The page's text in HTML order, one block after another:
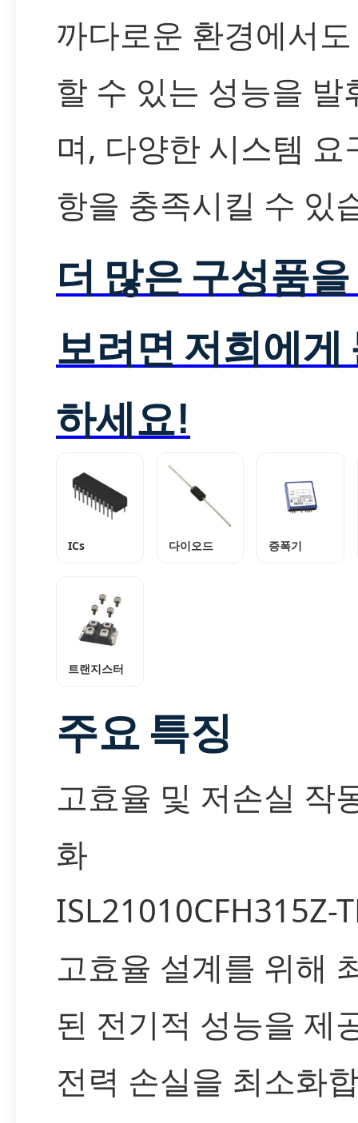
까다로운 환경에서
할 수 있는 성능을 발
며, 다양한 시스템 요
항을 충족시킬 수 있
더 많은 구성품
보려면 저희에게
하세요!
ICs 다이오드 증폭기
트랜지스터
주요 특징
고효율 및 저손실 작
화
ISL21010CFH315Z-
고효율 설계를 위해
된 전기적 성능을 제
전력 손실을 최소화